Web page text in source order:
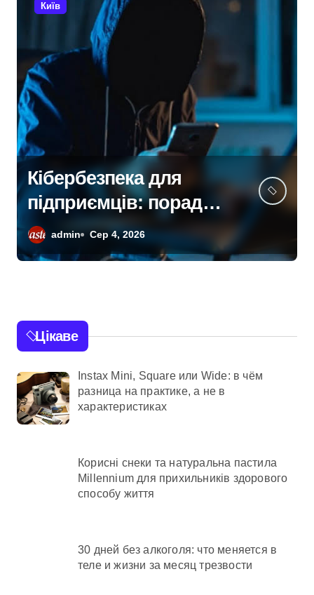
Київ
Рятувальники
Київщини борються з
наслідками ворожих
атак у Бучанському
умовах
admin Сер 4, 2026
Цікаве
Instax Mini, Square или Wide: в чём
разница на практике, а не в
характеристиках
Корисні снеки та натуральна пастила
Millennium для прихильників здорового
способу життя
30 дней без алкоголя: что меняется в
теле и жизни за месяц трезвости